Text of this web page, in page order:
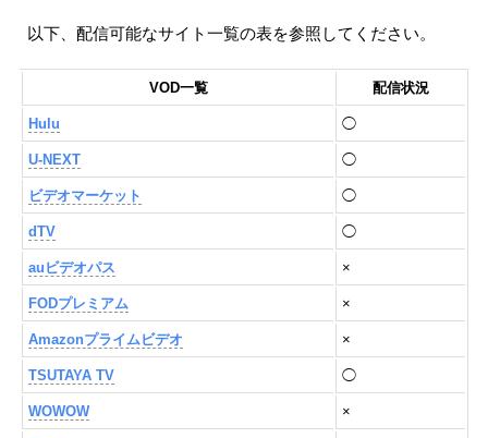
以下、配信可能なサイト一覧の表を参照してください。
VOD一覧 配信状況
Hulu ◯
U-NEXT ◯
ビデオマーケット ◯
dTV ◯
auビデオパス ×
FODプレミアム ×
Amazonプライムビデオ ×
TSUTAYA TV ◯
WOWOW ×